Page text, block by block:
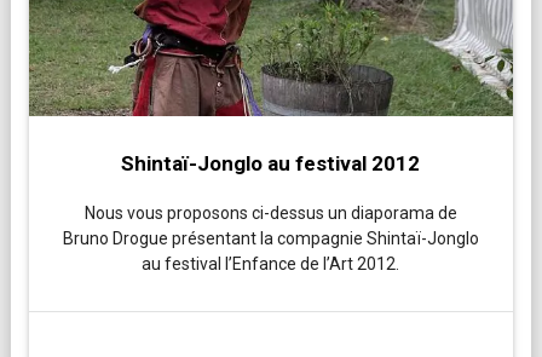
Shintaï-Jonglo au festival 2012
Nous vous proposons ci-dessus un diaporama de
Bruno Drogue présentant la compagnie Shintaï-Jonglo
au festival l’Enfance de l’Art 2012.